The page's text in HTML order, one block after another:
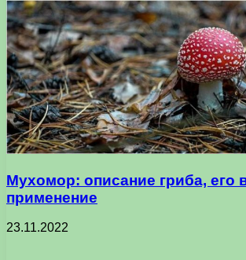
Мухомор: описание гриба, его
применение
23.11.2022